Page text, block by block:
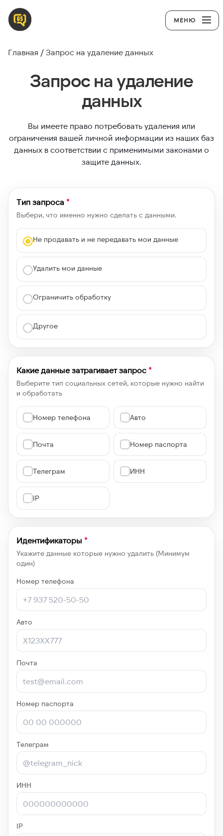
МЕНЮ
Главная Запрос на удаление данных
Запрос на удаление
данных
Вы имеете право потребовать удаления или
ограничения вашей личной информации из наших баз
данных в соответствии с применимыми законами о
защите данных.
Тип запроса *
Выбери, что именно нужно сделать с данными.
Не продавать и не передавать мои данные
Удалить мои данные
Ограничить обработку
Другое
Какие данные затрагивает запрос *
Выберите тип социальных сетей, которые нужно найти
и обработать
Номер телефона Авто
Почта Номер паспорта
Телеграм ИНН
IP
Идентификаторы *
Укажите данные которые нужно удалить (Минимум
один)
Номер телефона
Авто
Почта
Номер паспорта
Телеграм
ИНН
IP